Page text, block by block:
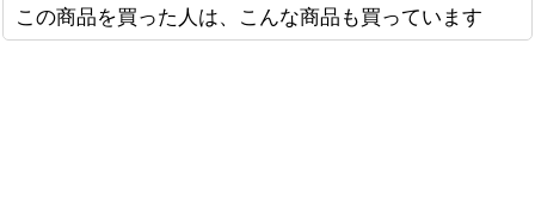
この商品を買った人は、こんな商品も買っています